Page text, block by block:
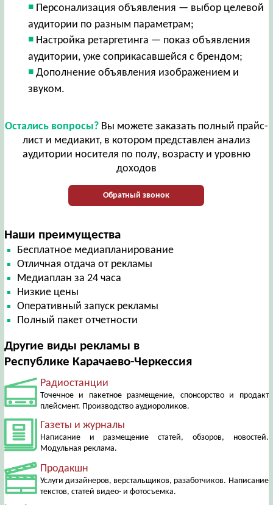
Персонализация объявления — выбор целевой
аудитории по разным параметрам;
Настройка ретаргетинга — показ объявления
аудитории, уже соприкасавшейся с брендом;
Дополнение объявления изображением и
звуком.
Остались вопросы?Вы можете заказать полный прайс-
лист и медиакит, в котором представлен анализ
аудитории носителя по полу, возрасту и уровню
доходов
Обратный звонок
Наши преимущества
Бесплатное медиапланирование
Отличная отдача от рекламы
Медиаплан за 24 часа
Низкие цены
Оперативный запуск рекламы
Полный пакет отчетности
Другие виды рекламы в
Республике Карачаево-Черкессия
Радиостанции
Точечное и пакетное размещение, спонсорство и продакт
плейсмент. Производство аудиороликов.
Газеты и журналы
Написание и размещение статей, обзоров, новостей.
Модульная реклама.
Продакшн
Услуги дизайнеров, верстальщиков, разаботчиков. Написание
текстов, статей видео- и фотосъемка.